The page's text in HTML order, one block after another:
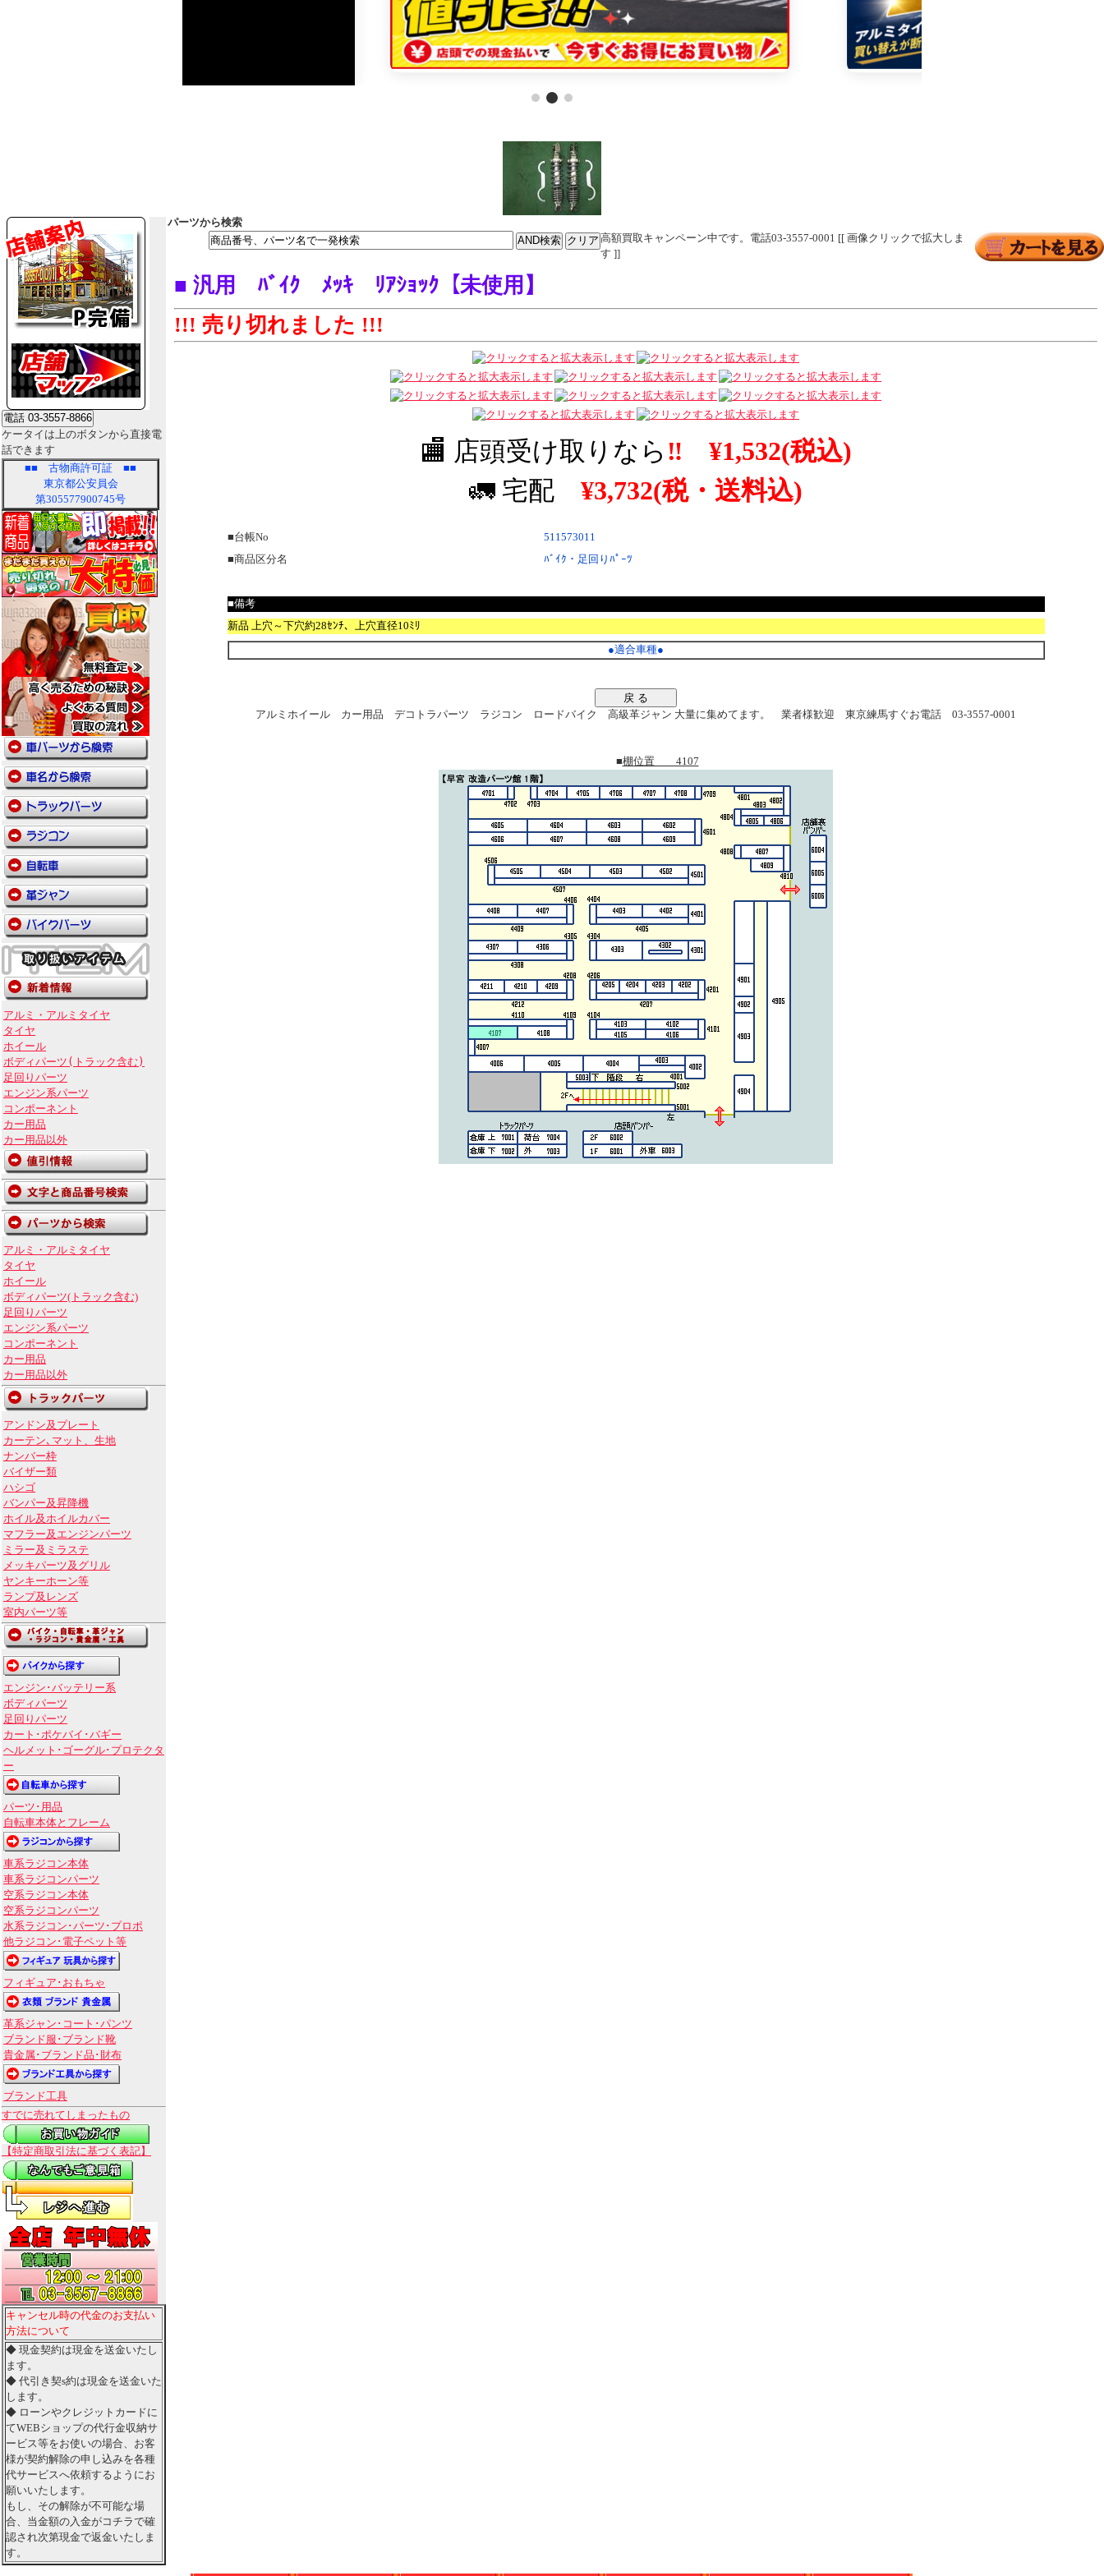
ケータイは上のボタンから直接電
話できます
■■ 古物商許可証 ■■
東京都公安員会
第305577900745号
アルミ・アルミタイヤ
タイヤ
ホイール
ボディパーツ(トラック含む)
足回りパーツ
エンジン系パーツ
コンポーネント
カー用品
カー用品以外
アルミ・アルミタイヤ
タイヤ
ホイール
ボディパーツ(トラック含む)
足回りパーツ
エンジン系パーツ
コンポーネント
カー用品
カー用品以外
アンドン及プレート
カーテン､マット、生地
ナンバー枠
バイザー類
ハシゴ
バンパー及昇降機
ホイル及ホイルカバー
マフラー及エンジンパーツ
ミラー及ミラステ
メッキパーツ及グリル
ヤンキーホーン等
ランプ及レンズ
室内パーツ等
エンジン･バッテリー系
ボディパーツ
足回りパーツ
カート･ポケバイ･バギー
ヘルメット･ゴーグル･プロテクタ
ー
パーツ･用品
自転車本体とフレーム
車系ラジコン本体
車系ラジコンパーツ
空系ラジコン本体
空系ラジコンパーツ
水系ラジコン･パーツ･プロポ
他ラジコン･電子ペット等
フィギュア･おもちゃ
革系ジャン･コート･パンツ
ブランド服･ブランド靴
貴金属･ブランド品･財布
ブランド工具
すでに売れてしまったもの
【特定商取引法に基づく表記】
キャンセル時の代金のお支払い
方法について
◆ 現金契約は現金を送金いたし
ます。
◆ 代引き契s約は現金を送金いた
します。
◆ ローンやクレジットカードに
てWEBショップの代行金収納サ
ービス等をお使いの場合、お客
様が契約解除の申し込みを各種
代サービスへ依頼するようにお
願いいたします。
もし、その解除が不可能な場
合、当金額の入金がコチラで確
認され次第現金で返金いたしま
す。
パーツから検索
高額買取キャンペーン中です。電話03-3557-0001 [[ 画像クリックで拡大しま
す ]]
■ 汎用 ﾊﾞｲｸ ﾒｯｷ ﾘｱｼｮｯｸ【未使用】
!!! 売り切れました !!!
🏬 店頭受け取りなら ‼ ¥1,532(税込)
🚛 宅配 ¥3,732(税・送料込)
■台帳No
511573011
■商品区分名
ﾊﾞｲｸ・足回りﾊﾟｰﾂ
■備考
新品 上穴～下穴約28ｾﾝﾁ、上穴直径10ﾐﾘ
●適合車種●
戻 る
アルミホイール カー用品 デコトラパーツ ラジコン ロードバイク 高級革ジャン 大量に集めてます。 業者様歓迎 東京練馬すぐお電話 03-3557-0001
■棚位置 4107